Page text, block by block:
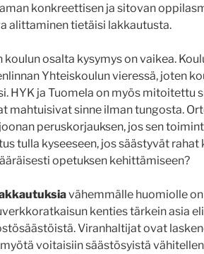
konkreettisen ja sitovan
alittaminen tietäisi lakkautusta.
koulun osalta kysymys on vaikea.
Yhteiskoulun vieressä, joten
HYK ja Tuomela on myös mitoitettu
mahtuisivat sinne ilman tungosta.
peruskorjauksen, jos sen
tulla kyseeseen, jos säästyvät
opetuksen kehittämiseen?
vähemmälle huomiolle
kenties tärkein asia
Viranhaltijat ovat
voitaisiin säästösyistä